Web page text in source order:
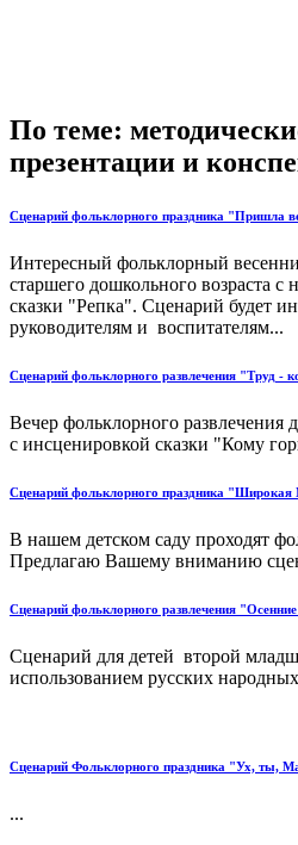
По теме:
презентации и
Сценарий фольклорного праздника "Пришла
Интересный фольклорный
старшего дошкольного возраста
сказки "Репка". Сценарий будет
руководителям и воспитателям...
Сценарий фольклорного развлечения "Труд -
Вечер фольклорного развлечения
с инсценировкой сказки "Кому
Сценарий фольклорного праздника "Широкая
В нашем детском саду проходят
Предлагаю Вашему вниманию
Сценарий фольклорного развлечения
Сценарий для детей второй
использованием русских
Сценарий Фольклорного праздника "Ух, ты,
...